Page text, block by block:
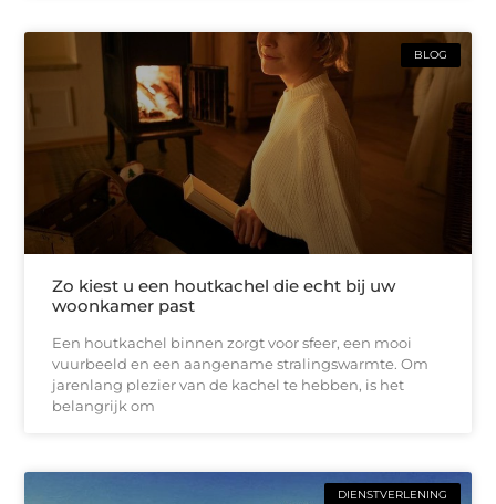
BLOG
Zo kiest u een houtkachel die echt bij uw
woonkamer past
Een houtkachel binnen zorgt voor sfeer, een mooi
vuurbeeld en een aangename stralingswarmte. Om
jarenlang plezier van de kachel te hebben, is het
belangrijk om
DIENSTVERLENING